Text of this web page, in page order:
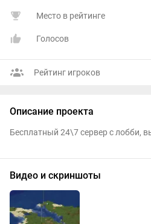
Место в рейтинге
Голосов
Рейтинг игроков
Описание проекта
Бесплатный 24\7 сервер с лобби,
Видео и скриншоты